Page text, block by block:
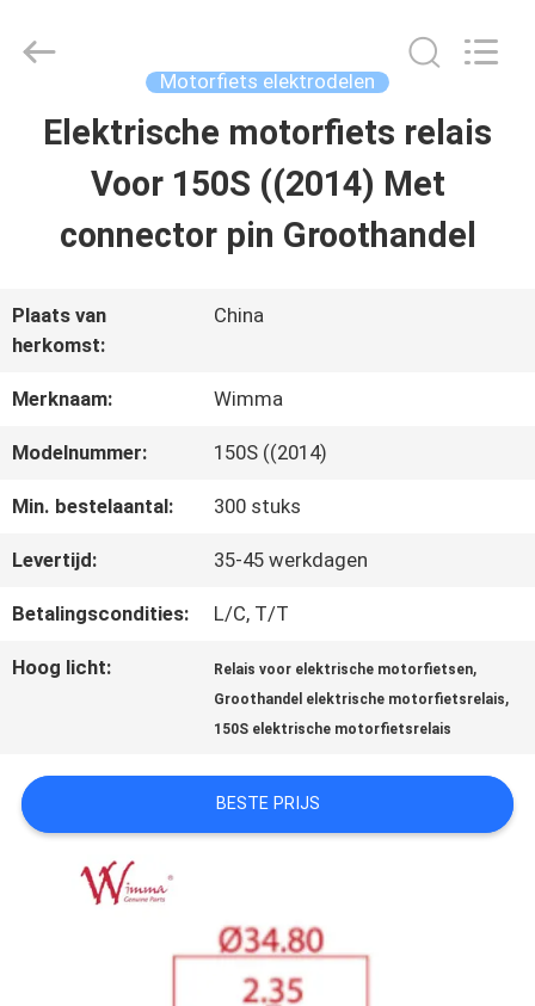
THUIS
PRODUCTEN
VIDEO'S
OVER
ONS
KWALITEITSCONTROLE
VRAAG
EEN
OFFERTE
Litron
Spare
Motorfiets elektrodelen
Elektrische motorfiets relais
Voor 150S ((2014) Met
connector pin Groothandel
Plaats van
herkomst:
China
Merknaam: Wimma
Modelnummer: 150S ((2014)
Min. bestelaantal: 300 stuks
Levertijd: 35-45 werkdagen
Betalingscondities: L/C, T/T
Hoog licht: Relais voor elektrische motorfietsen,
Groothandel elektrische motorfietsrelais,
150S elektrische motorfietsrelais
BESTE PRIJS